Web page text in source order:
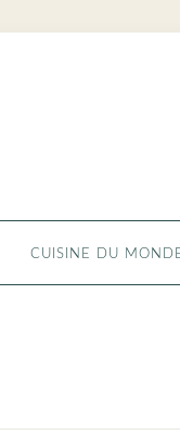
CUISINE DU